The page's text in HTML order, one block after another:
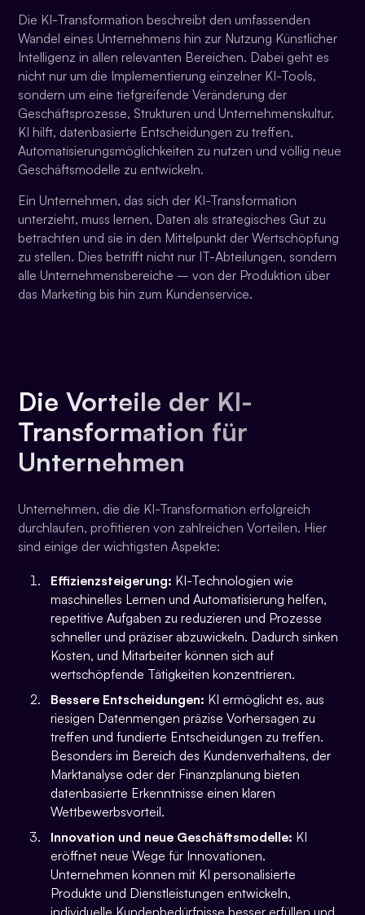
Die KI-Transformation beschreibt den umfassenden
Wandel eines Unternehmens hin zur Nutzung Künstlicher
Intelligenz in allen relevanten Bereichen. Dabei geht es
nicht nur um die Implementierung einzelner KI-Tools,
sondern um eine tiefgreifende Veränderung der
Geschäftsprozesse, Strukturen und Unternehmenskultur.
KI hilft, datenbasierte Entscheidungen zu treffen,
Automatisierungsmöglichkeiten zu nutzen und völlig neue
Geschäftsmodelle zu entwickeln.
Ein Unternehmen, das sich der KI-Transformation
unterzieht, muss lernen, Daten als strategisches Gut zu
betrachten und sie in den Mittelpunkt der Wertschöpfung
zu stellen. Dies betrifft nicht nur IT-Abteilungen, sondern
alle Unternehmensbereiche – von der Produktion über
das Marketing bis hin zum Kundenservice.
Die Vorteile der KI-
Transformation für
Unternehmen
Unternehmen, die die KI-Transformation erfolgreich
durchlaufen, profitieren von zahlreichen Vorteilen. Hier
sind einige der wichtigsten Aspekte:
Effizienzsteigerung: KI-Technologien wie
maschinelles Lernen und Automatisierung helfen,
repetitive Aufgaben zu reduzieren und Prozesse
schneller und präziser abzuwickeln. Dadurch sinken
Kosten, und Mitarbeiter können sich auf
wertschöpfende Tätigkeiten konzentrieren.
Bessere Entscheidungen: KI ermöglicht es, aus
riesigen Datenmengen präzise Vorhersagen zu
treffen und fundierte Entscheidungen zu treffen.
Besonders im Bereich des Kundenverhaltens, der
Marktanalyse oder der Finanzplanung bieten
datenbasierte Erkenntnisse einen klaren
Wettbewerbsvorteil.
Innovation und neue Geschäftsmodelle: KI
eröffnet neue Wege für Innovationen.
Unternehmen können mit KI personalisierte
Produkte und Dienstleistungen entwickeln,
individuelle Kundenbedürfnisse besser erfüllen und